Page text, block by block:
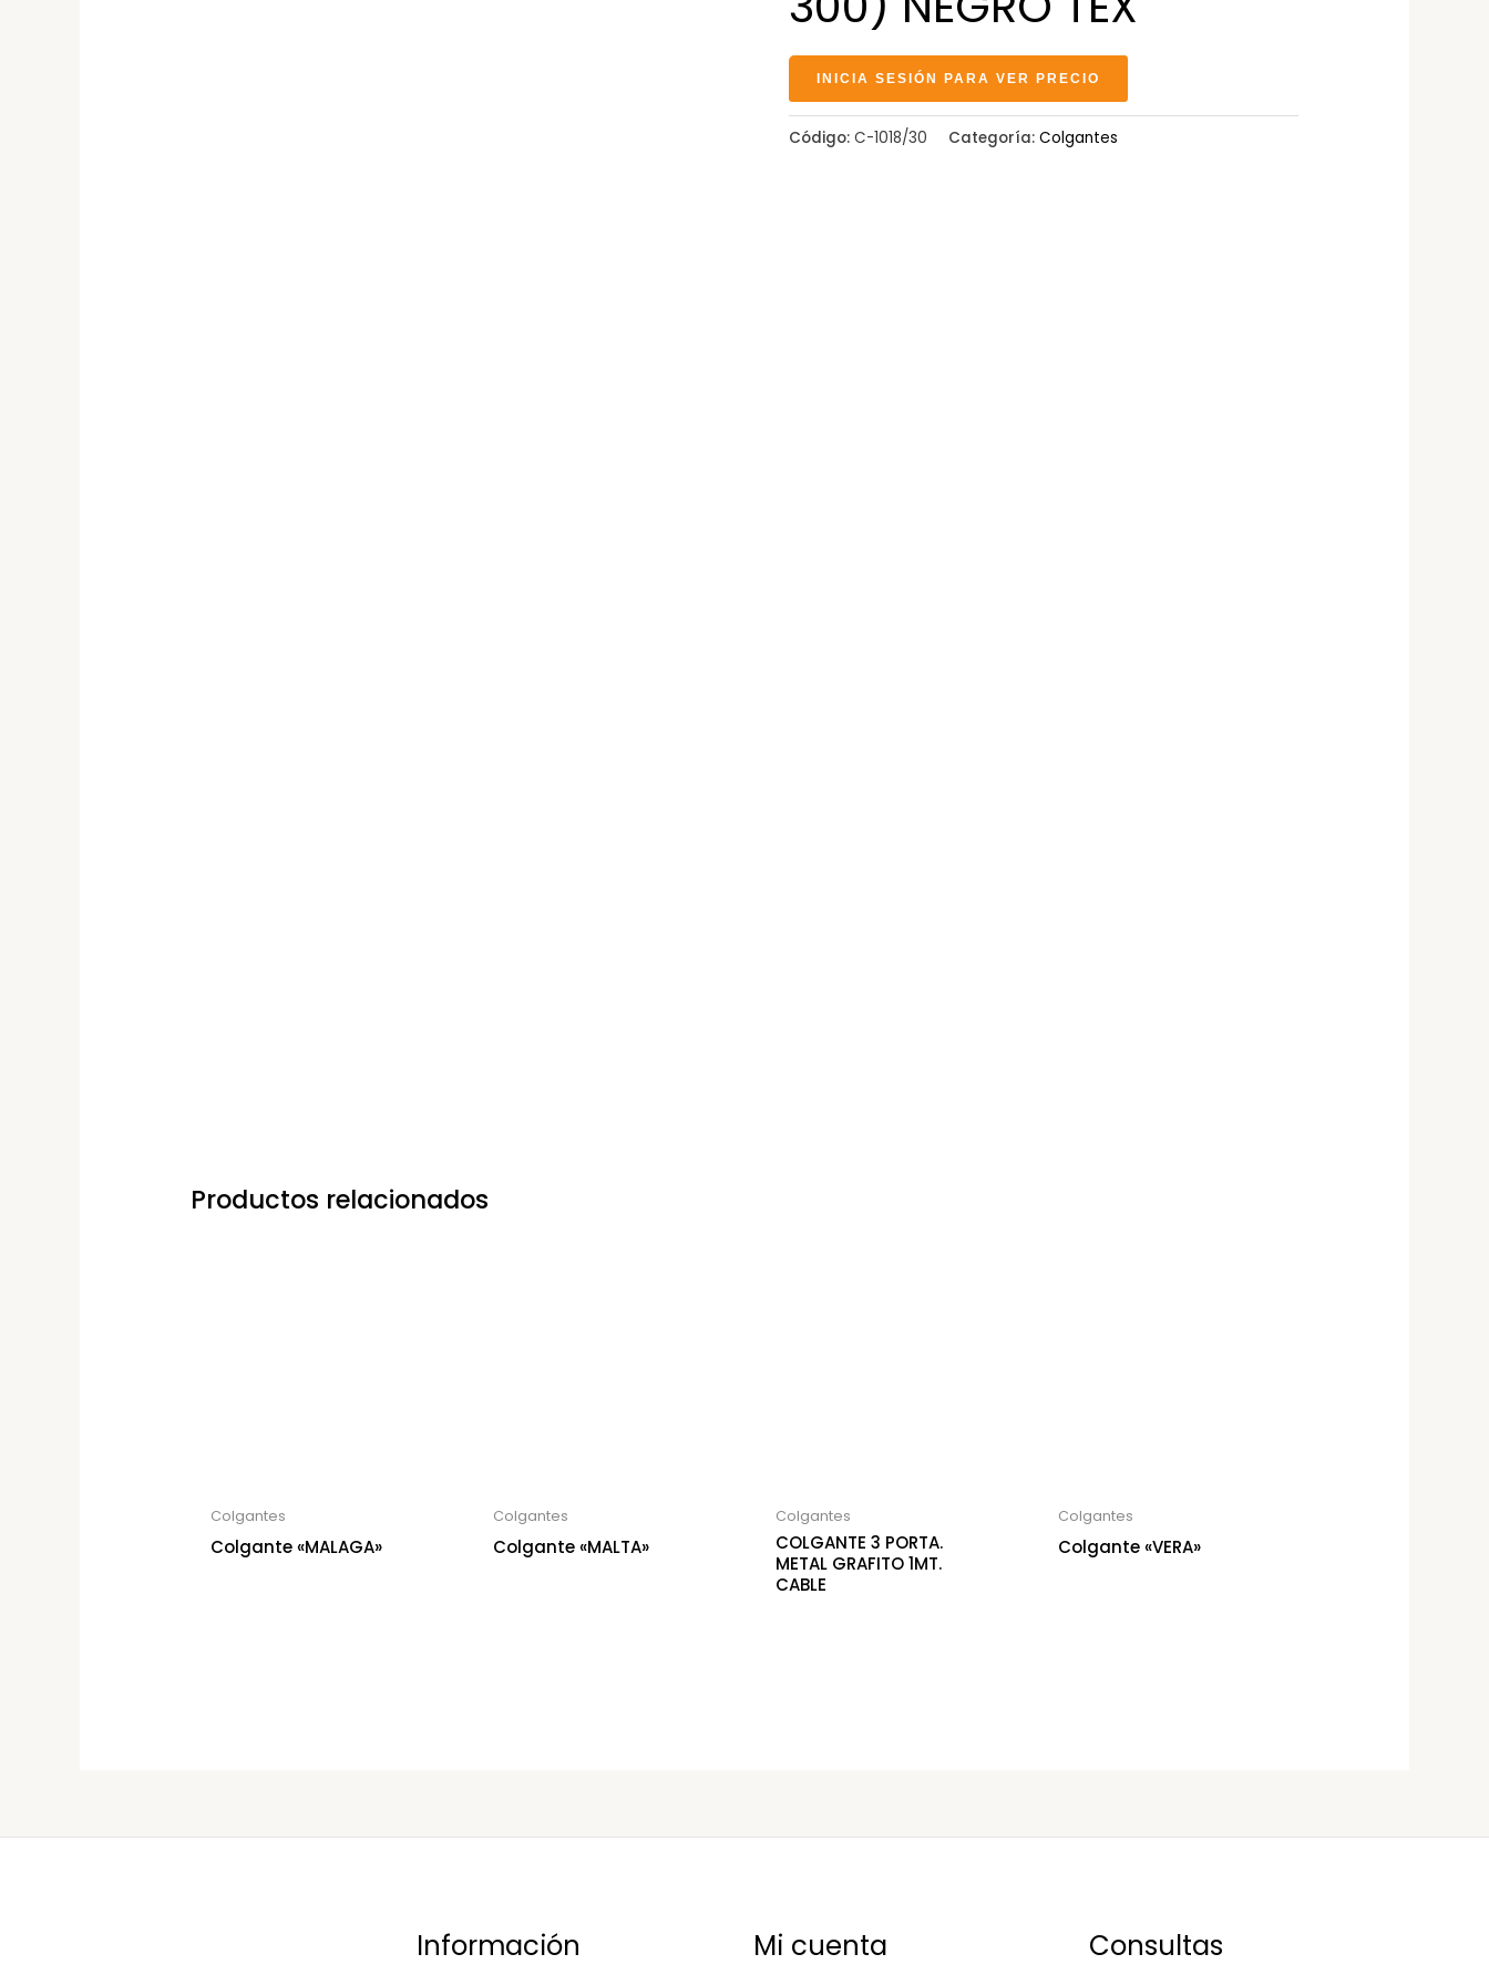
INICIA SESIÓN PARA VER PRECIO
Código: C-1018/30 Categoría: Colgantes
Productos relacionados
Colgantes
Colgante «MALAGA»
Colgantes
Colgante «MALTA»
Colgantes
COLGANTE 3 PORTA.
METAL GRAFITO 1MT.
CABLE
Colgantes
Colgante «VERA»
Información Mi cuenta Consultas